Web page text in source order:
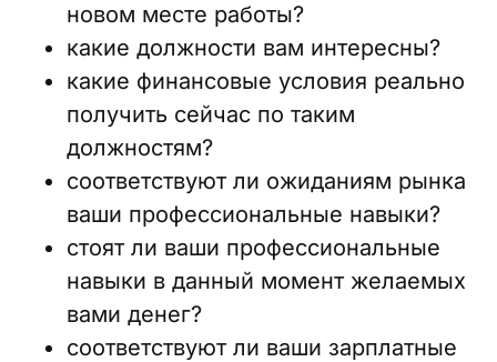
новом месте работы?
какие должности вам интересны?
какие финансовые условия реально
получить сейчас по таким
должностям?
соответствуют ли ожиданиям рынка
ваши профессиональные навыки?
стоят ли ваши профессиональные
навыки в данный момент желаемых
вами денег?
соответствуют ли ваши зарплатные